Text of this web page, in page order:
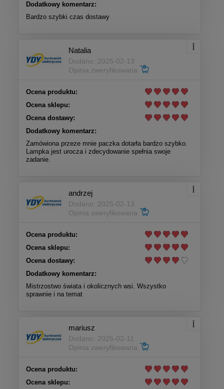
Dodatkowy komentarz:
Bardzo szybki czas dostawy
Natalia
Dodano: 2025-02-13
Opinia zweryfikowana
Ocena produktu:
Ocena sklepu:
Ocena dostawy:
Dodatkowy komentarz:
Zamówiona przeze mnie paczka dotarła bardzo szybko.
Lampka jest urocza i zdecydowanie spełnia swoje
zadanie.
andrzej
Dodano: 2025-02-13
Opinia zweryfikowana
Ocena produktu:
Ocena sklepu:
Ocena dostawy:
Dodatkowy komentarz:
Mistrzostwo świata i okolicznych wsi. Wszystko
sprawnie i na temat
mariusz
Dodano: 2025-02-11
Opinia zweryfikowana
Ocena produktu:
Ocena sklepu: